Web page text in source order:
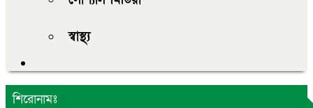
স্বাস্থ্য
শিরোনামঃ